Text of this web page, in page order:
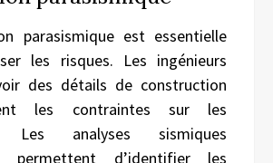
parasismique est essentielle
les risques. Les ingénieurs
des détails de construction
les contraintes sur les
Les analyses sismiques
permettent d’identifier les